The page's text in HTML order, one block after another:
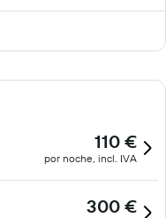
110 €
por noche, incl. IVA
300 €